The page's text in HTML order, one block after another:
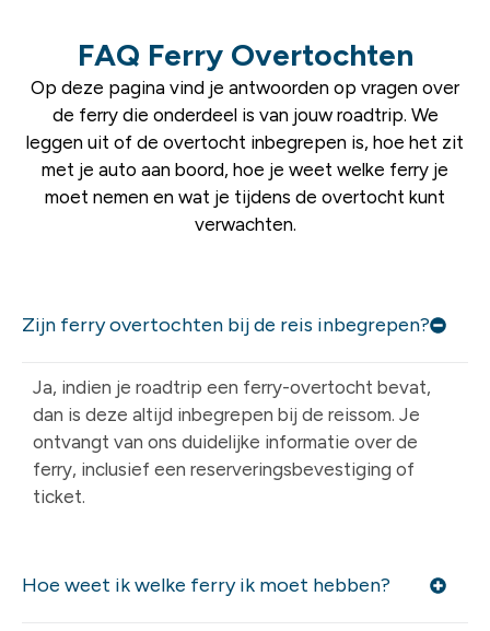
FAQ Ferry Overtochten
Op deze pagina vind je antwoorden op vragen over
de ferry die onderdeel is van jouw roadtrip. We
leggen uit of de overtocht inbegrepen is, hoe het zit
met je auto aan boord, hoe je weet welke ferry je
moet nemen en wat je tijdens de overtocht kunt
verwachten.
Zijn ferry overtochten bij de reis inbegrepen?
Ja, indien je roadtrip een ferry-overtocht bevat,
dan is deze altijd inbegrepen bij de reissom. Je
ontvangt van ons duidelijke informatie over de
ferry, inclusief een reserveringsbevestiging of
ticket.
Hoe weet ik welke ferry ik moet hebben?